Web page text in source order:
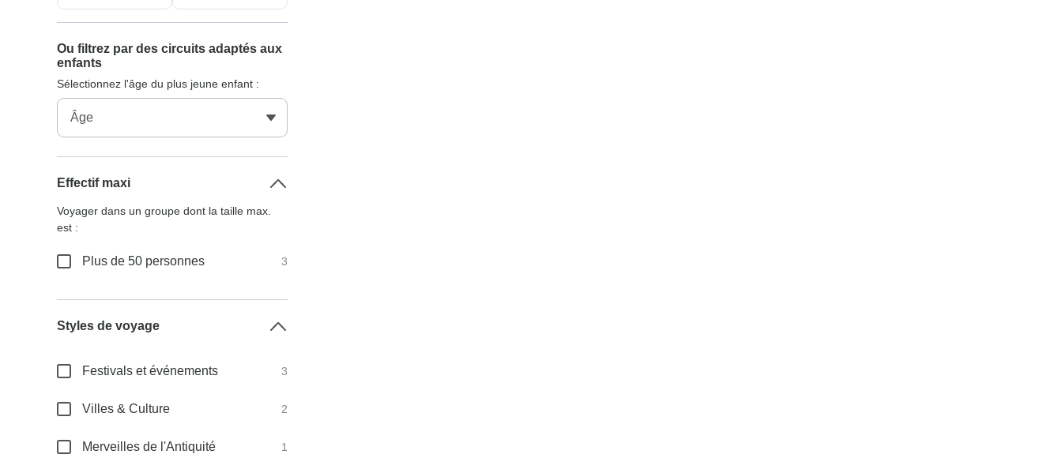
Ou filtrez par des circuits adaptés aux
enfants
Sélectionnez l'âge du plus jeune enfant :
Effectif maxi
Voyager dans un groupe dont la taille max.
est :
Plus de 50 personnes 3
Styles de voyage
Festivals et événements 3
Villes & Culture 2
Merveilles de l'Antiquité 1